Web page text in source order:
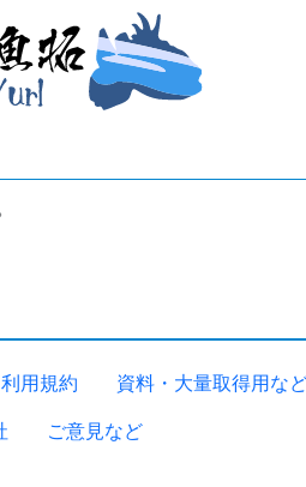
利用規約 資料・大量取得用な
ご意見など